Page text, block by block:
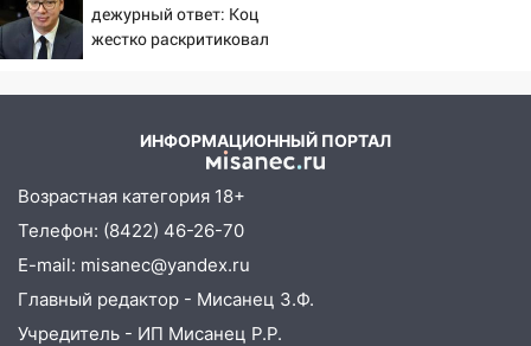
Волге перевернулась лодка
19:55
В Ульяновской области
ремонтируют девять мостов: один уже
17:00 «Ульяновскалипсис»: последствия
урагана 8 августа
16:38 Прогноз погоды в Ульяновской
области на 9 августа
дежурный ответ: Коц
жестко раскритиковал
ИНФОРМАЦИОННЫЙ ПОРТАЛ
Возрастная категория 18+
Телефон: (8422) 46-26-70
E-mail: misanec@yandex.ru
Главный редактор - Мисанец З.Ф.
Учредитель - ИП Мисанец Р.Р.